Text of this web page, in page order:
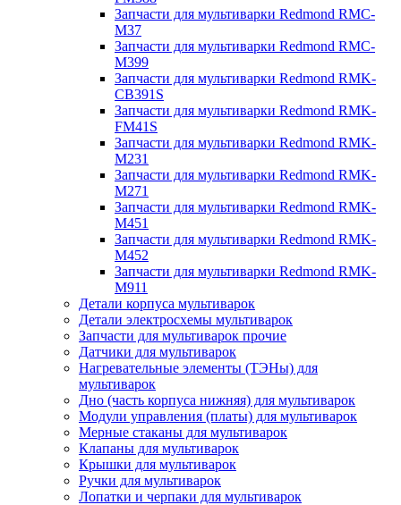
Запчасти для мультиварки Redmond RMC-
M37
Запчасти для мультиварки Redmond RMC-
M399
Запчасти для мультиварки Redmond RMK-
CB391S
Запчасти для мультиварки Redmond RMK-
FM41S
Запчасти для мультиварки Redmond RMK-
M231
Запчасти для мультиварки Redmond RMK-
M271
Запчасти для мультиварки Redmond RMK-
M451
Запчасти для мультиварки Redmond RMK-
M452
Запчасти для мультиварки Redmond RMK-
M911
Детали корпуса мультиварок
Детали электросхемы мультиварок
Запчасти для мультиварок прочие
Датчики для мультиварок
Нагревательные элементы (ТЭНы) для
мультиварок
Дно (часть корпуса нижняя) для мультиварок
Модули управления (платы) для мультиварок
Мерные стаканы для мультиварок
Клапаны для мультиварок
Крышки для мультиварок
Ручки для мультиварок
Лопатки и черпаки для мультиварок